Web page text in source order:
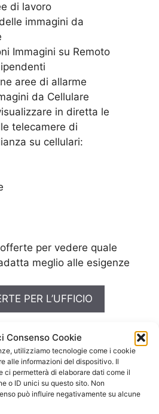
Consenso Cookie
utilizziamo tecnologie come i cookie
alle informazioni del dispositivo. Il
ci permetterà di elaborare dati come il
o ID unici su questo sito. Non
può influire negativamente su alcune
di lavoro
immagini da
Immagini su Remoto
aree di allarme
da Cellulare
in diretta le
telecamere di
su cellulari:
per vedere quale
meglio alle esigenze
PER L’UFFICIO